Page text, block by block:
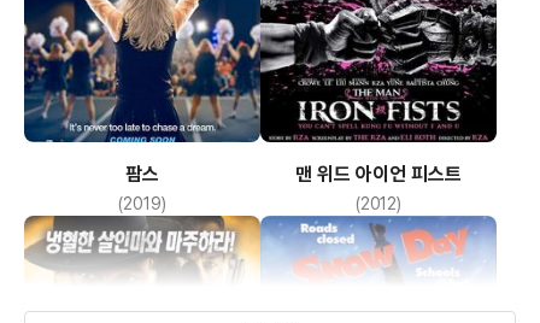
팜스
(2019)
맨 위드 아이언 피스트
(2012)